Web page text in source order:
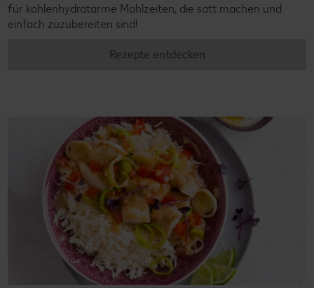
für kohlenhydratarme Mahlzeiten, die satt machen und
einfach zuzubereiten sind!
Rezepte entdecken